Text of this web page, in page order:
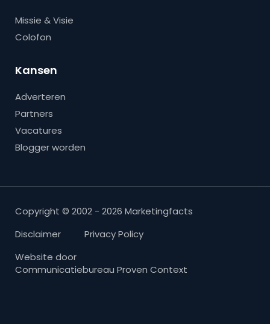
Missie & Visie
Colofon
Kansen
Adverteren
Partners
Vacatures
Blogger worden
Copyright © 2002 - 2026 Marketingfacts
Disclaimer
Privacy Policy
Website door
Communicatiebureau Proven Context